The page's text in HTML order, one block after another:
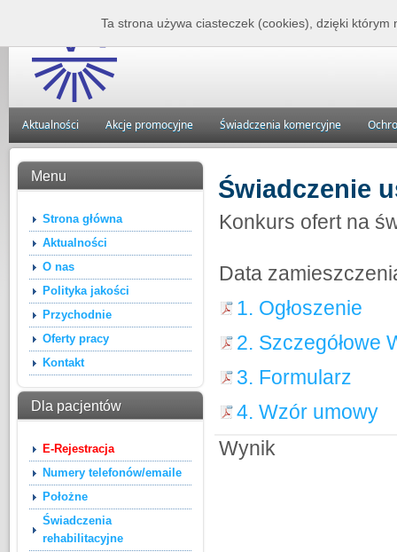
Zakład
Aktualności Akcje promocyjne Świadczenia komercyjne
Menu
Strona główna
Aktualności
O nas
Polityka jakości
Przychodnie
Oferty pracy
Kontakt
Dla pacjentów
E-Rejestracja
Numery telefonów/emaile
Położne
Świadczenia
rehabilitacyjne
Świadczenie
Konkurs ofert na
Data
1. Ogłoszenie
2. Szczegółowe
3. Formularz
4. Wzór umowy
Wynik
Ta strona używa ciasteczek (cookies), dzięki którym